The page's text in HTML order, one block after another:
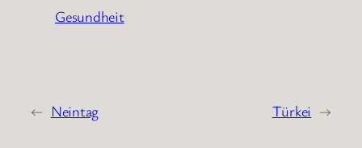
Gesundheit
← Neintag Türkei →